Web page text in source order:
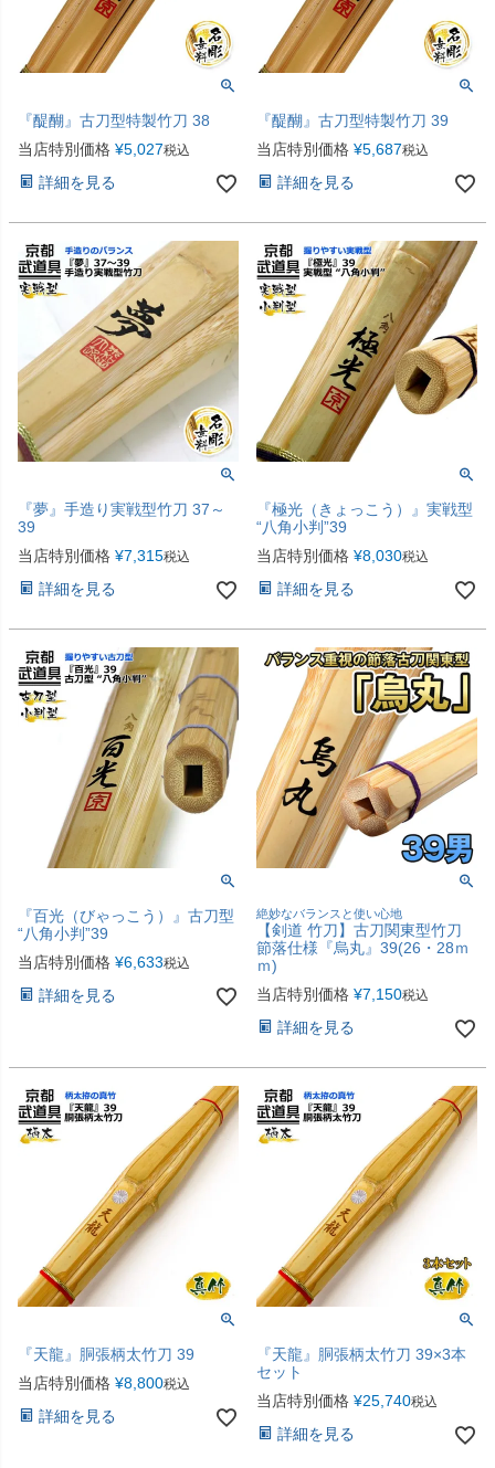
『醍醐』古刀型特製竹刀 38
当店特別価格 ¥5,027税込
詳細を見る
『醍醐』古刀型特製竹刀 39
当店特別価格 ¥5,687税込
詳細を見る
『夢』手造り実戦型竹刀 37～
39
当店特別価格 ¥7,315税込
詳細を見る
『極光（きょっこう）』実戦型
“八角小判”39
当店特別価格 ¥8,030税込
詳細を見る
『百光（びゃっこう）』古刀型
“八角小判”39
当店特別価格 ¥6,633税込
詳細を見る
絶妙なバランスと使い心地
【剣道 竹刀】古刀関東型竹刀
節落仕様『烏丸』39(26・28ｍ
ｍ)
当店特別価格 ¥7,150税込
詳細を見る
『天龍』胴張柄太竹刀 39
当店特別価格 ¥8,800税込
詳細を見る
『天龍』胴張柄太竹刀 39×3本
セット
当店特別価格 ¥25,740税込
詳細を見る